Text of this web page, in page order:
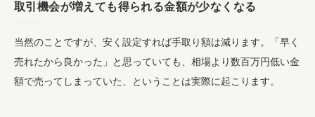
取引機会が増えても得られる金額が少なくなる
当然のことですが、安く設定すれば手取り額は減ります。「早く
売れたから良かった」と思っていても、相場より数百万円低い金
額で売ってしまっていた、ということは実際に起こります。